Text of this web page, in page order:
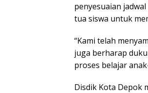
penyesuaian
tua siswa untuk
“Kami telah
juga berharap
proses belajar
Disdik Kota Depok